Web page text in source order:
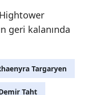
geri kalanında
Targaryen
Taht